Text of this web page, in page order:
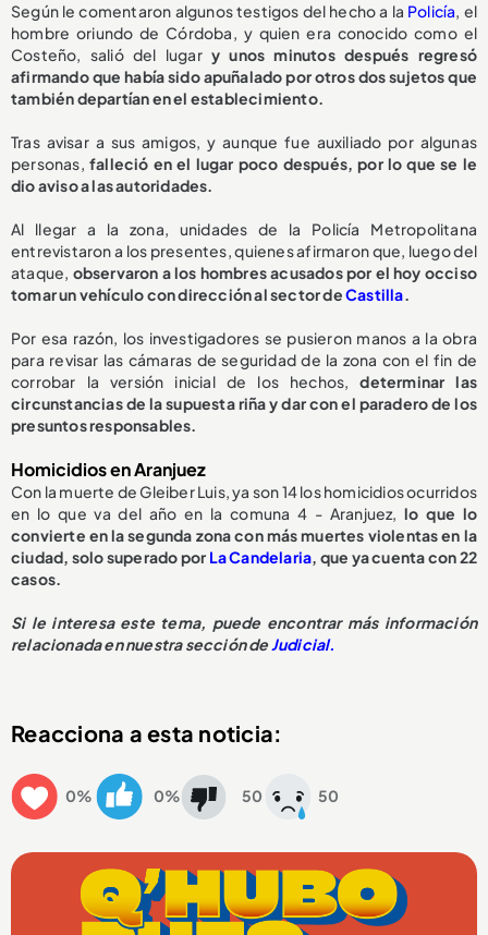
Según le comentaron algunos testigos del hecho a la Policía, el
hombre oriundo de Córdoba, y quien era conocido como el
Costeño, salió del lugar y unos minutos después regresó
afirmando que había sido apuñalado por otros dos sujetos que
también departían en el establecimiento.
Tras avisar a sus amigos, y aunque fue auxiliado por algunas
personas, falleció en el lugar poco después, por lo que se le
dio aviso a las autoridades.
Al llegar a la zona, unidades de la Policía Metropolitana
entrevistaron a los presentes, quienes afirmaron que, luego del
ataque, observaron a los hombres acusados por el hoy occiso
tomar un vehículo con dirección al sector deCastilla.
Por esa razón, los investigadores se pusieron manos a la obra
para revisar las cámaras de seguridad de la zona con el fin de
corrobar la versión inicial de los hechos,determinar las
circunstancias de la supuesta riña y dar con el paradero de los
presuntos responsables.
Homicidios en Aranjuez
Con la muerte de Gleiber Luis, ya son 14 los homicidios ocurridos
en lo que va del año en la comuna 4 - Aranjuez,lo que lo
convierte en la segunda zona con más muertes violentas en la
ciudad, solo superado por La Candelaria, que ya cuenta con 22
casos.
Si le interesa este tema, puede encontrar más información
relacionada en nuestra sección deJudicial.
Reacciona a esta noticia:
0% 0% 50 50